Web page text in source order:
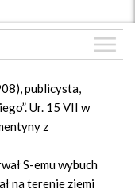
publicysta,
Ur. 15 VII w
z
S-emu wybuch
na terenie ziemi